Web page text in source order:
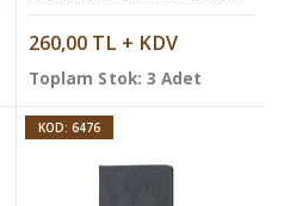
260,00 TL + KDV
Toplam Stok: 3 Adet
KOD: 6476